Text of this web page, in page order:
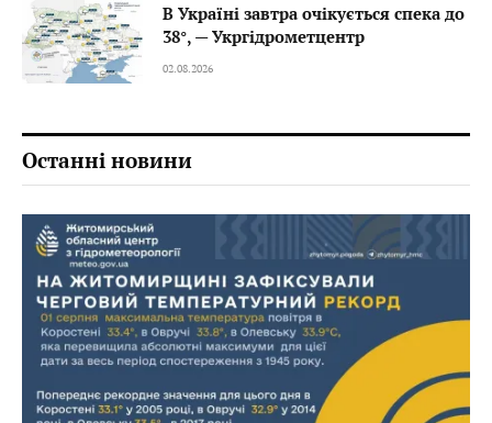
В Україні завтра очікується спека до
38°, — Укргідрометцентр
02.08.2026
Останні новини